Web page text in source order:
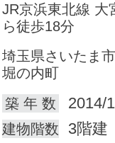
JR京浜東北線 大
ら徒歩18分
埼玉県さいたま
堀の内町
築 年 数
2014/
建物階数 3階建